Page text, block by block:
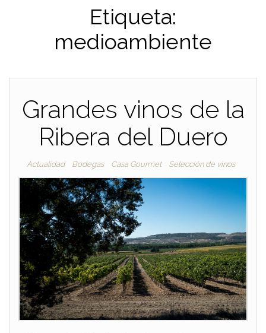
Etiqueta:
medioambiente
Grandes vinos de la
Ribera del Duero
Actualidad Bodegas Casa Gourmet Selección de vinos